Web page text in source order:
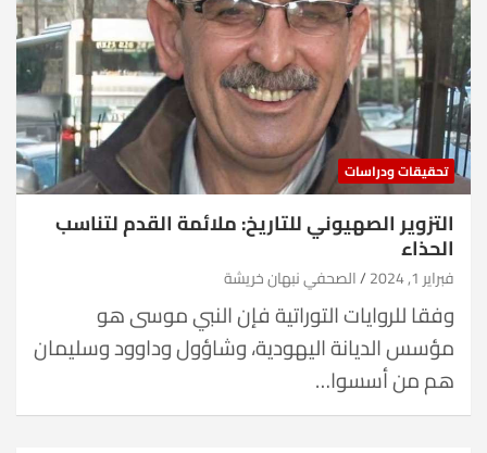
تحقيقات ودراسات
التزوير الصهيوني للتاريخ: ملائمة القدم لتناسب
الحذاء
فبراير 1, 2024 الصحفي نبهان خريشة
وفقا للروايات التوراتية فإن النبي موسى هو
مؤسس الديانة اليهودية، وشاؤول وداوود وسليمان
هم من أسسوا…